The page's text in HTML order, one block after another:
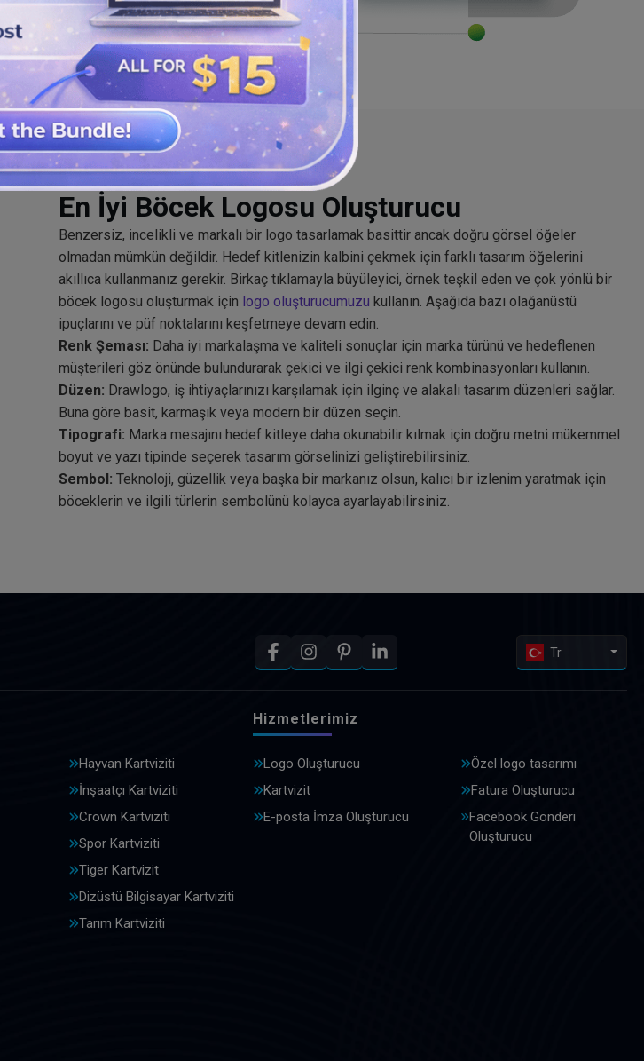
En İyi Böcek Logosu Oluşturucu
Benzersiz, incelikli ve markalı bir logo tasarlamak basittir ancak doğru görsel öğeler
olmadan mümkün değildir. Hedef kitlenizin kalbini çekmek için farklı tasarım öğelerini
akıllıca kullanmanız gerekir. Birkaç tıklamayla büyüleyici, örnek teşkil eden ve çok yönlü bir
böcek logosu oluşturmak için logo oluşturucumuzu kullanın. Aşağıda bazı olağanüstü
ipuçlarını ve püf noktalarını keşfetmeye devam edin.
Renk Şeması: Daha iyi markalaşma ve kaliteli sonuçlar için marka türünü ve hedeflenen
müşterileri göz önünde bulundurarak çekici ve ilgi çekici renk kombinasyonları kullanın.
Düzen: Drawlogo, iş ihtiyaçlarınızı karşılamak için ilginç ve alakalı tasarım düzenleri sağlar.
Buna göre basit, karmaşık veya modern bir düzen seçin.
Tipografi: Marka mesajını hedef kitleye daha okunabilir kılmak için doğru metni mükemmel
boyut ve yazı tipinde seçerek tasarım görselinizi geliştirebilirsiniz.
Sembol: Teknoloji, güzellik veya başka bir markanız olsun, kalıcı bir izlenim yaratmak için
böceklerin ve ilgili türlerin sembolünü kolayca ayarlayabilirsiniz.
Tr
Hayvan Kartviziti
İnşaatçı Kartviziti
Crown Kartviziti
Spor Kartviziti
Tiger Kartvizit
Dizüstü Bilgisayar Kartviziti
Tarım Kartviziti
Hizmetlerimiz
Logo Oluşturucu
Özel logo tasarımı
Kartvizit
Fatura Oluşturucu
E-posta İmza Oluşturucu
Facebook Gönderi
Oluşturucu